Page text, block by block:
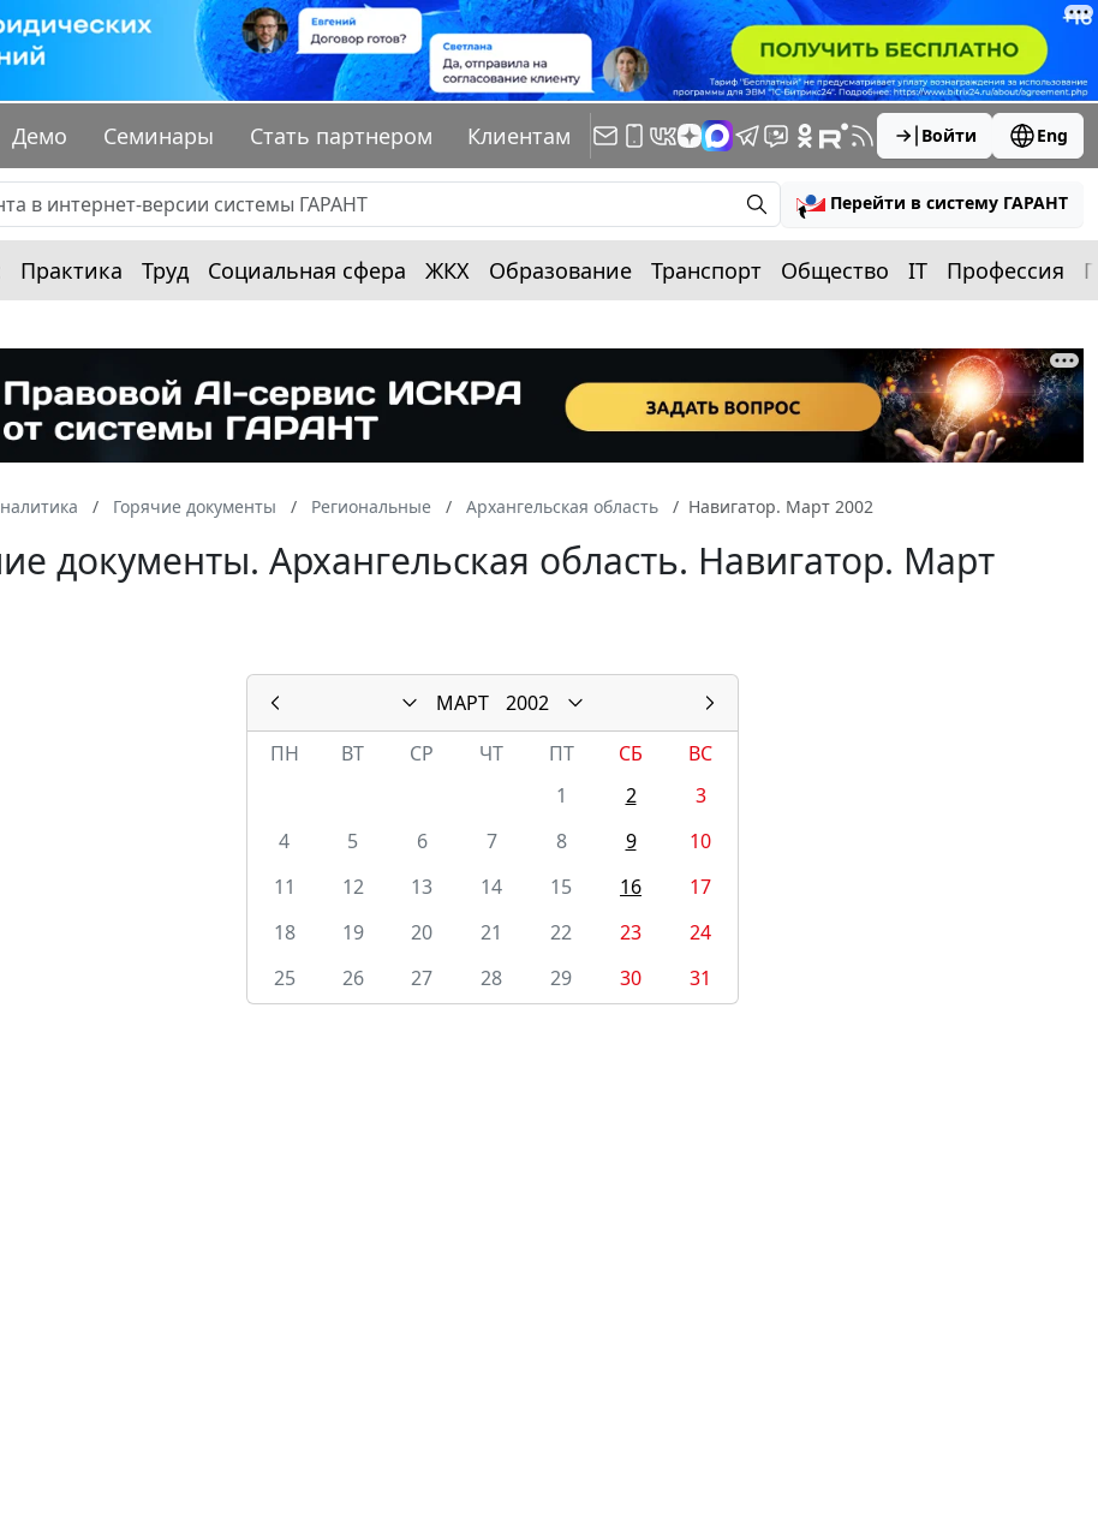
Демо Семинары Стать партнером Клиентам Войти Eng
Перейти в систему ГАРАНТ
Практика Труд Социальная сфера ЖКХ Образование Транспорт Общество IT Профессия
Горячие документы Региональные Архангельская область Навигатор. Март 2002
документы. Архангельская область. Навигатор. Март
МАРТ
2002
ПН
ВТ СР ЧТ ПТ СБ
ВС
1
2
3
4
5 6 7 8 9
10
11
12 13 14 15 16
17
18
19 20 21 22 23
24
25
26 27 28 29 30 31